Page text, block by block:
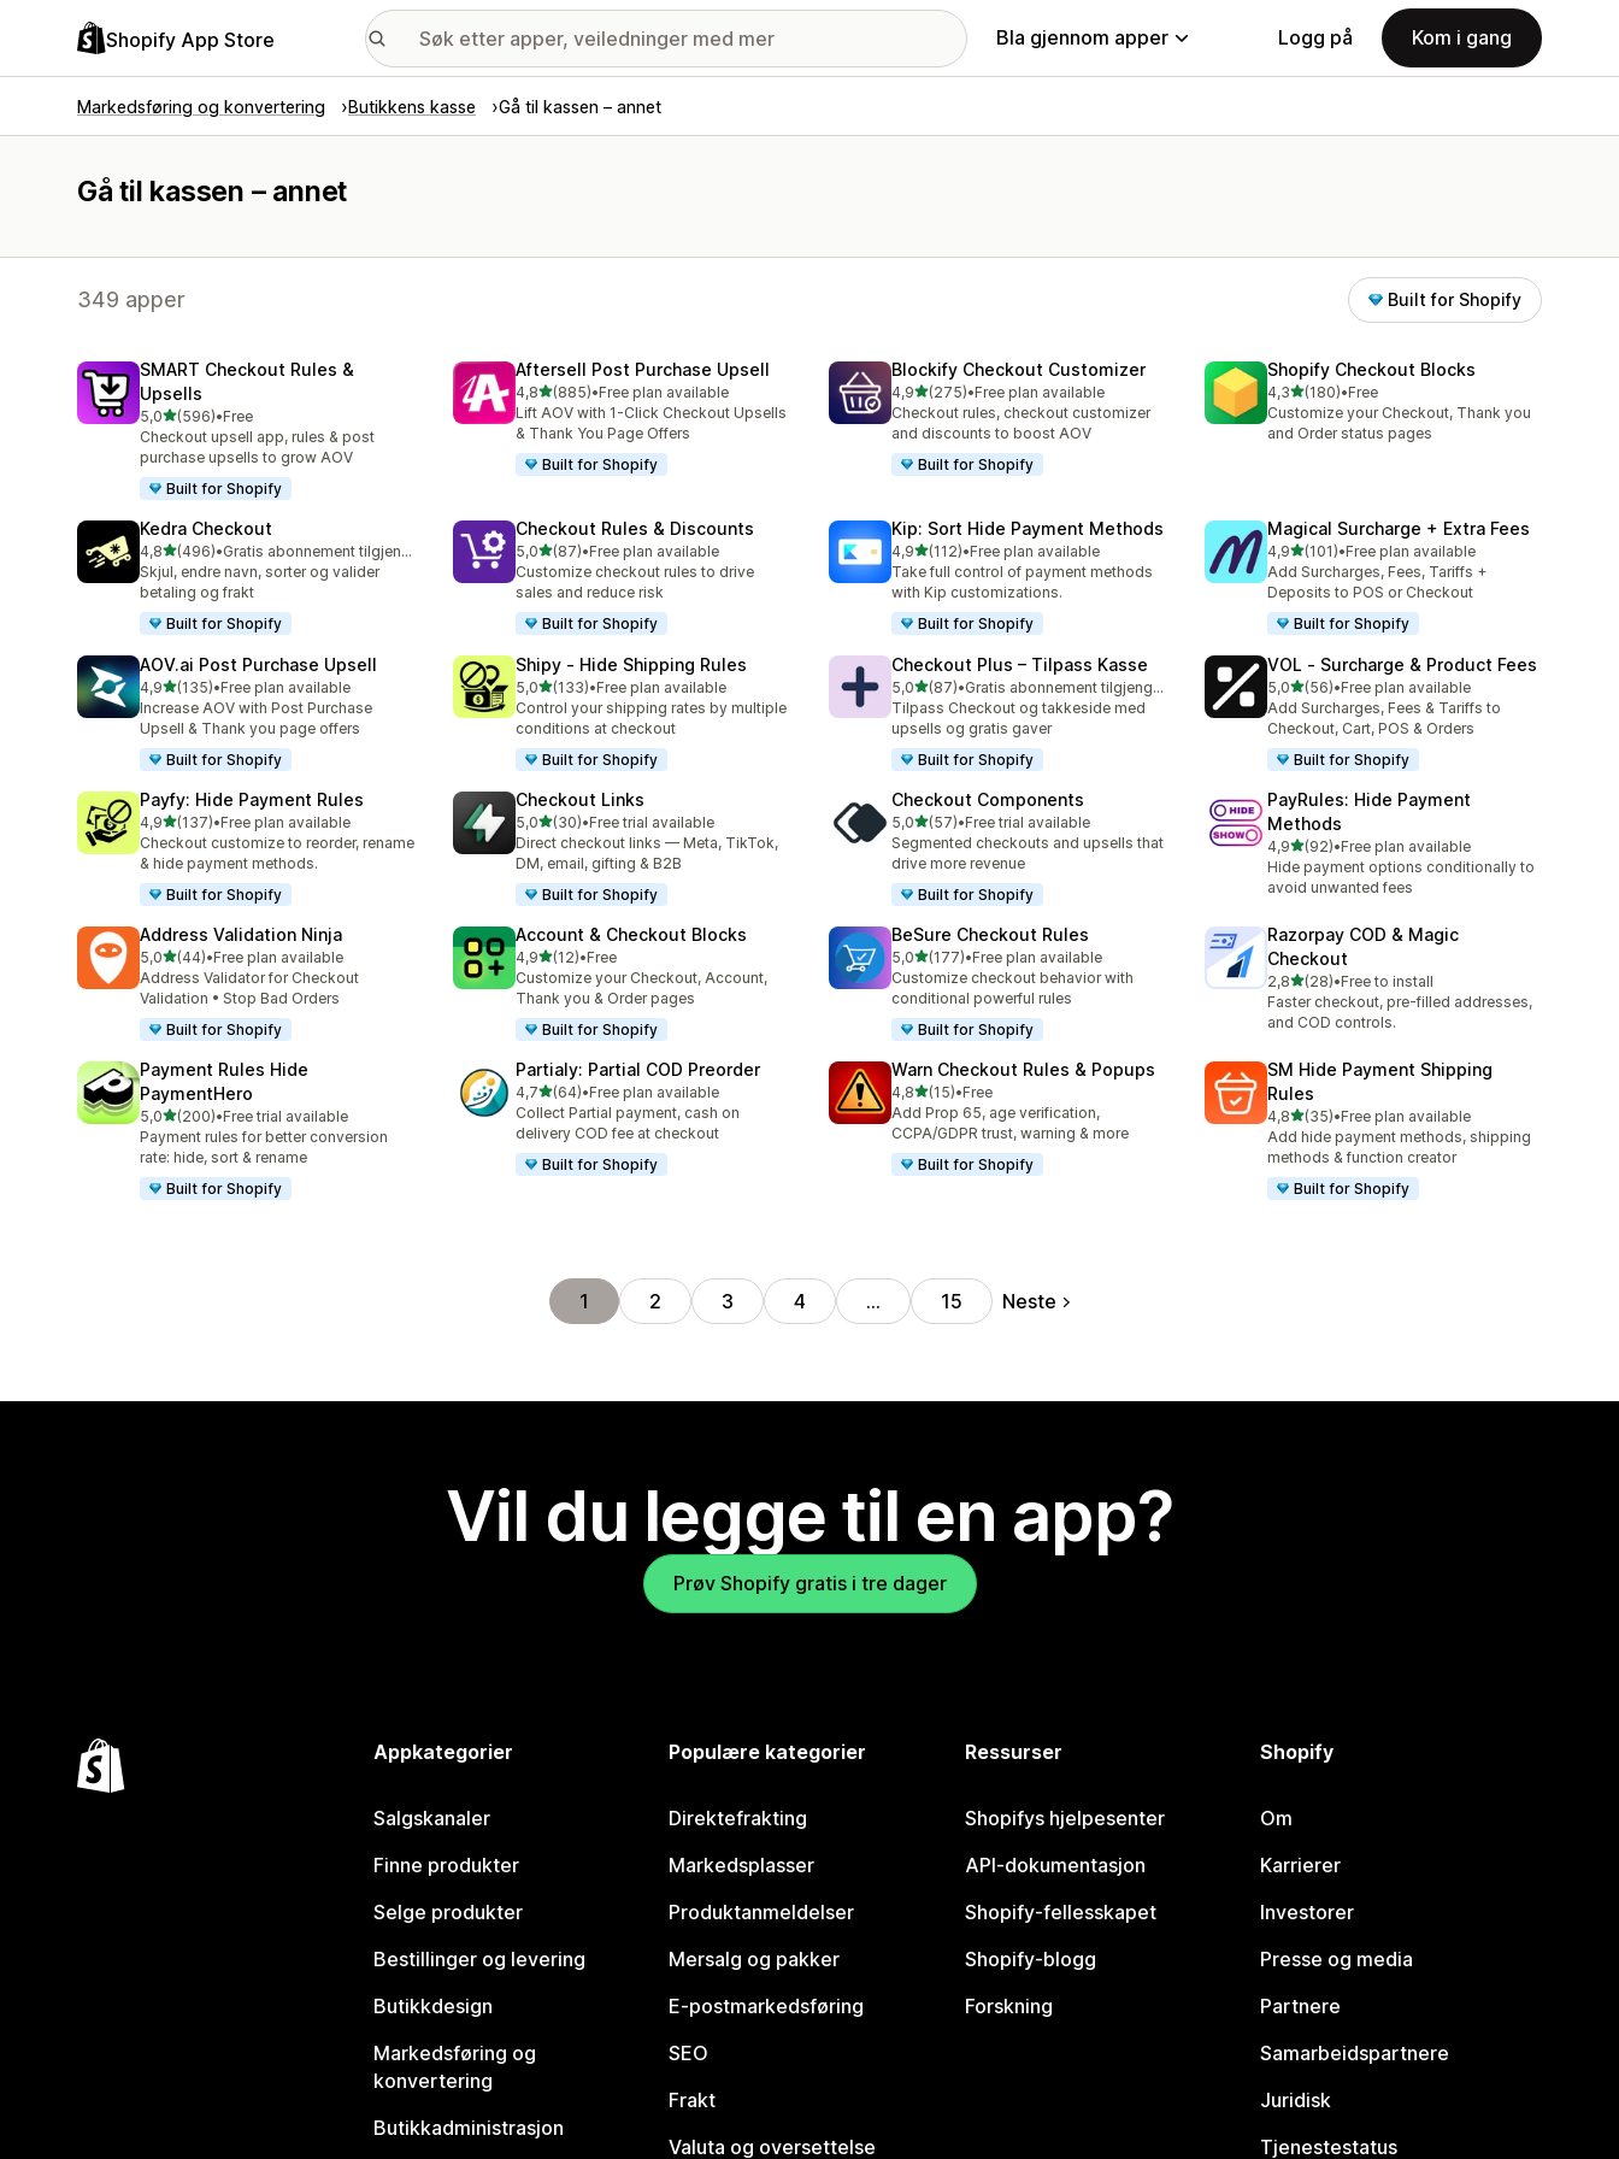
Shopify App Store Bla gjennom apper Logg på Kom i gang
Markedsføring og konvertering Butikkens kasse Gå til kassen – annet
Gå til kassen – annet
349 apper Built for Shopify
SMART Checkout Rules &
Upsells
5,0av 5 stjerner
(596)
Totalt 596 omtaler
•Free
Checkout upsell app, rules & post
purchase upsells to grow AOV
Built for Shopify
Aftersell Post Purchase Upsell
4,8av 5 stjerner
(885)
Totalt 885 omtaler
•Free plan available
Lift AOV with 1-Click Checkout Upsells
& Thank You Page Offers
Built for Shopify
Blockify Checkout Customizer
4,9av 5 stjerner
(275)
Totalt 275 omtaler
•Free plan available
Checkout rules, checkout customizer
and discounts to boost AOV
Built for Shopify
Shopify Checkout Blocks
4,3av 5 stjerner
(180)
Totalt 180 omtaler
•Free
Customize your Checkout, Thank you
and Order status pages
Kedra Checkout
4,8av 5 stjerner
(496)
Totalt 496 omtaler
•
Gratis abonnement tilgjengelig
Skjul, endre navn, sorter og valider
betaling og frakt
Built for Shopify
Checkout Rules & Discounts
5,0av 5 stjerner
(87)
Totalt 87 omtaler
•Free plan available
Customize checkout rules to drive
sales and reduce risk
Built for Shopify
Kip: Sort Hide Payment Methods
4,9av 5 stjerner
(112)
Totalt 112 omtaler
•Free plan available
Take full control of payment methods
with Kip customizations.
Built for Shopify
Magical Surcharge + Extra Fees
4,9av 5 stjerner
(101)
Totalt 101 omtaler
•Free plan available
Add Surcharges, Fees, Tariffs +
Deposits to POS or Checkout
Built for Shopify
AOV.ai Post Purchase Upsell
4,9av 5 stjerner
(135)
Totalt 135 omtaler
•Free plan available
Increase AOV with Post Purchase
Upsell & Thank you page offers
Built for Shopify
Shipy ‑ Hide Shipping Rules
5,0av 5 stjerner
(133)
Totalt 133 omtaler
•Free plan available
Control your shipping rates by multiple
conditions at checkout
Built for Shopify
Checkout Plus – Tilpass Kasse
5,0av 5 stjerner
(87)
Totalt 87 omtaler
•
Gratis abonnement tilgjengelig
Tilpass Checkout og takkeside med
upsells og gratis gaver
Built for Shopify
VOL ‑ Surcharge & Product Fees
5,0av 5 stjerner
(56)
Totalt 56 omtaler
•Free plan available
Add Surcharges, Fees & Tariffs to
Checkout, Cart, POS & Orders
Built for Shopify
Payfy: Hide Payment Rules
4,9av 5 stjerner
(137)
Totalt 137 omtaler
•Free plan available
Checkout customize to reorder, rename
& hide payment methods.
Built for Shopify
Checkout Links
5,0av 5 stjerner
(30)
Totalt 30 omtaler
•Free trial available
Direct checkout links — Meta, TikTok,
DM, email, gifting & B2B
Built for Shopify
Checkout Components
5,0av 5 stjerner
(57)
Totalt 57 omtaler
•Free trial available
Segmented checkouts and upsells that
drive more revenue
Built for Shopify
PayRules: Hide Payment
Methods
4,9av 5 stjerner
(92)
Totalt 92 omtaler
•Free plan available
Hide payment options conditionally to
avoid unwanted fees
Address Validation Ninja
5,0av 5 stjerner
(44)
Totalt 44 omtaler
•Free plan available
Address Validator for Checkout
Validation • Stop Bad Orders
Built for Shopify
Account & Checkout Blocks
4,9av 5 stjerner
(12)
Totalt 12 omtaler
•Free
Customize your Checkout, Account,
Thank you & Order pages
Built for Shopify
BeSure Checkout Rules
5,0av 5 stjerner
(177)
Totalt 177 omtaler
•Free plan available
Customize checkout behavior with
conditional powerful rules
Built for Shopify
Razorpay COD & Magic
Checkout
2,8av 5 stjerner
(28)
Totalt 28 omtaler
•Free to install
Faster checkout, pre-filled addresses,
and COD controls.
Payment Rules Hide
PaymentHero
5,0av 5 stjerner
(200)
Totalt 200 omtaler
•Free trial available
Payment rules for better conversion
rate: hide, sort & rename
Built for Shopify
Partialy: Partial COD Preorder
4,7av 5 stjerner
(64)
Totalt 64 omtaler
•Free plan available
Collect Partial payment, cash on
delivery COD fee at checkout
Built for Shopify
Warn Checkout Rules & Popups
4,8av 5 stjerner
(15)
Totalt 15 omtaler
•Free
Add Prop 65, age verification,
CCPA/GDPR trust, warning & more
Built for Shopify
SM Hide Payment Shipping
Rules
4,8av 5 stjerner
(35)
Totalt 35 omtaler
•Free plan available
Add hide payment methods, shipping
methods & function creator
Built for Shopify
1 2 3 4 … 15 Neste
Vil du legge til en app?
Prøv Shopify gratis i tre dager
Appkategorier
Salgskanaler
Finne produkter
Selge produkter
Bestillinger og levering
Butikkdesign
Markedsføring og
konvertering
Butikkadministrasjon
Populære kategorier
Direktefrakting
Markedsplasser
Produktanmeldelser
Mersalg og pakker
E-postmarkedsføring
SEO
Frakt
Valuta og oversettelse
Ressurser
Shopifys hjelpesenter
API-dokumentasjon
Shopify-fellesskapet
Shopify-blogg
Forskning
Shopify
Om
Karrierer
Investorer
Presse og media
Partnere
Samarbeidspartnere
Juridisk
Tjenestestatus